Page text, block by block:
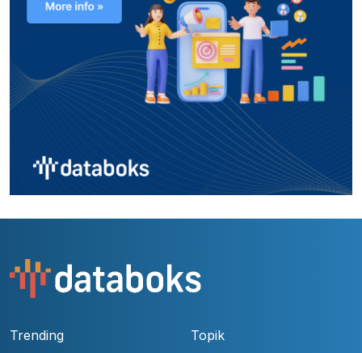
Trending Topik